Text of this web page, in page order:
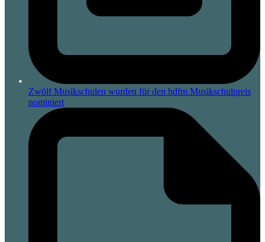
Zwölf Musikschulen wurden für den bdfm Musikschulpreis
nominiert